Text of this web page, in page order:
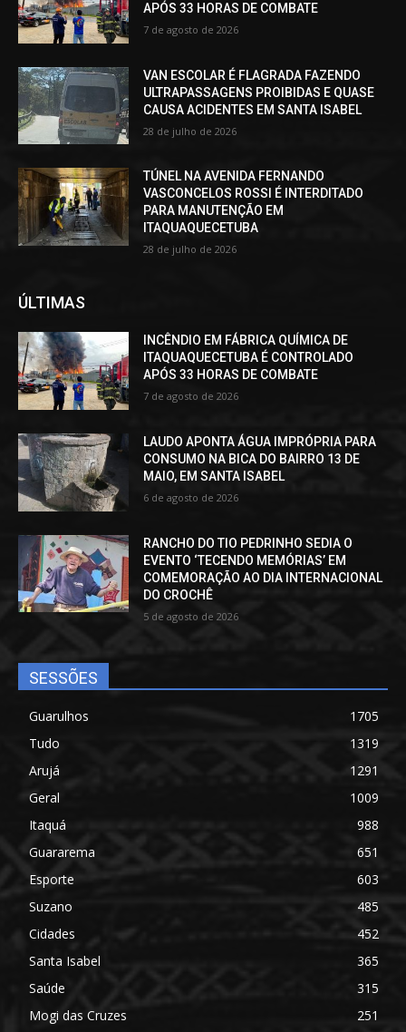
APÓS 33 HORAS DE COMBATE
7 de agosto de 2026
VAN ESCOLAR É FLAGRADA FAZENDO
ULTRAPASSAGENS PROIBIDAS E QUASE
CAUSA ACIDENTES EM SANTA ISABEL
28 de julho de 2026
TÚNEL NA AVENIDA FERNANDO
VASCONCELOS ROSSI É INTERDITADO
PARA MANUTENÇÃO EM
ITAQUAQUECETUBA
28 de julho de 2026
ÚLTIMAS
INCÊNDIO EM FÁBRICA QUÍMICA DE
ITAQUAQUECETUBA É CONTROLADO
APÓS 33 HORAS DE COMBATE
7 de agosto de 2026
LAUDO APONTA ÁGUA IMPRÓPRIA PARA
CONSUMO NA BICA DO BAIRRO 13 DE
MAIO, EM SANTA ISABEL
6 de agosto de 2026
RANCHO DO TIO PEDRINHO SEDIA O
EVENTO ‘TECENDO MEMÓRIAS’ EM
COMEMORAÇÃO AO DIA INTERNACIONAL
DO CROCHÊ
5 de agosto de 2026
SESSÕES
Guarulhos
1705
Tudo
1319
Arujá
1291
Geral
1009
Itaquá
988
Guararema
651
Esporte
603
Suzano
485
Cidades
452
Santa Isabel
365
Saúde
315
Mogi das Cruzes
251